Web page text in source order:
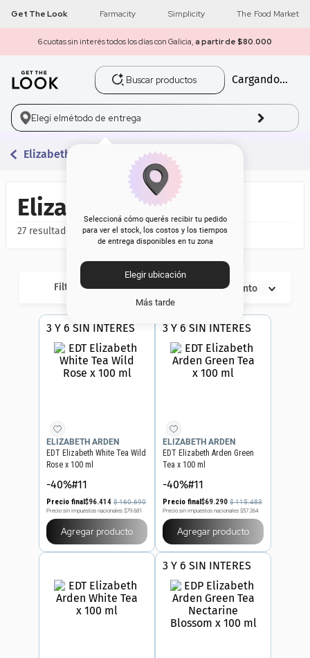
Get The Look Farmacity Simplicity The Food Market
6 cuotas sin interés todos los días con Galicia, a partir de $80.000
Buscar productos
Cargando...
Elegí elmétodo de entrega
Seleccioná cómo querés recibir tu pedido
para ver el stock, los costos y los tiempos
de entrega disponibles en tu zona
Elegir ubicación
Más tarde
Elizabeth Arden
Elizabeth Arden
27
Filtros Descuento
3 Y 6 SIN INTERES
ELIZABETH ARDEN
EDT Elizabeth White Tea Wild
Rose x 100 ml
-40%#11
Precio final$96.414 $160.690
Precio sin impuestos nacionales $79.681
Agregar producto
3 Y 6 SIN INTERES
ELIZABETH ARDEN
EDT Elizabeth Arden Green
Tea x 100 ml
-40%#11
Precio final$69.290 $115.483
Precio sin impuestos nacionales $57.264
Agregar producto
3 Y 6 SIN INTERES
1 get the look
2 máscara pestañas
corrector
serum